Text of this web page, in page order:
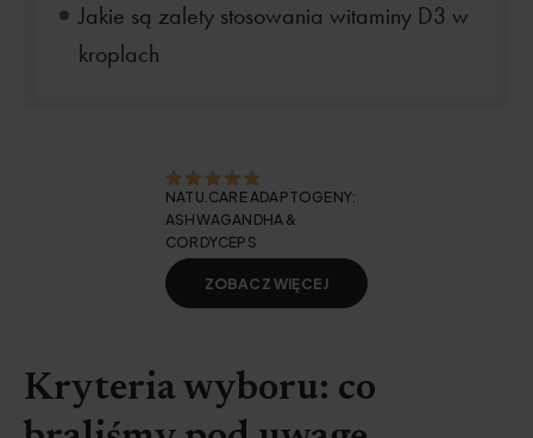
Jakie są zalety stosowania witaminy D3 w
kroplach
NATU.CARE ADAPTOGENY:
ASHWAGANDHA &
CORDYCEPS
ZOBACZ WIĘCEJ
Kryteria wyboru: co